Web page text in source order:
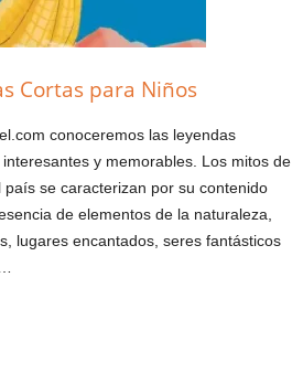
Cortas para Niños
conoceremos las leyendas
y memorables. Los mitos de
se caracterizan por su contenido
de elementos de la naturaleza,
lugares encantados, seres fantásticos